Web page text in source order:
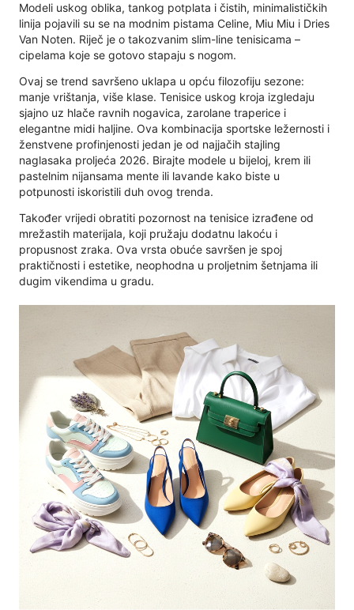
Modeli uskog oblika, tankog potplata i čistih, minimalističkih
linija pojavili su se na modnim pistama Celine, Miu Miu i Dries
Van Noten. Riječ je o takozvanim slim-line tenisicama –
cipelama koje se gotovo stapaju s nogom.
Ovaj se trend savršeno uklapa u opću filozofiju sezone:
manje vrištanja, više klase. Tenisice uskog kroja izgledaju
sjajno uz hlače ravnih nogavica, zarolane traperice i
elegantne midi haljine. Ova kombinacija sportske ležernosti i
ženstvene profinjenosti jedan je od najjačih stajling
naglasaka proljeća 2026. Birajte modele u bijeloj, krem ​​ili
pastelnim nijansama mente ili lavande kako biste u
potpunosti iskoristili duh ovog trenda.
Također vrijedi obratiti pozornost na tenisice izrađene od
mrežastih materijala, koji pružaju dodatnu lakoću i
propusnost zraka. Ova vrsta obuće savršen je spoj
praktičnosti i estetike, neophodna u proljetnim šetnjama ili
dugim vikendima u gradu.